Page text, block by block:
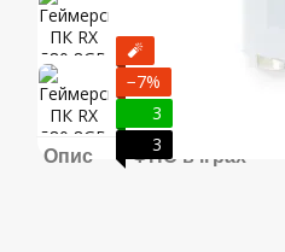
🧨
−7%
3
3
Опис ФПС в іграх